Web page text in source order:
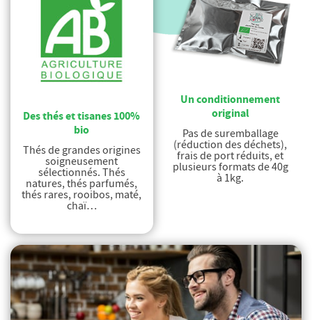
Des thés et tisanes 100%
bio
Thés de grandes origines
soigneusement
sélectionnés. Thés
natures, thés parfumés,
thés rares, rooibos, maté,
chaï…
Un conditionnement
original
Pas de suremballage
(réduction des déchets),
frais de port réduits, et
plusieurs formats de 40g
à 1kg.